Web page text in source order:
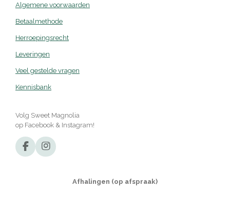
Algemene voorwaarden
Betaalmethode
Herroepingsrecht
Leveringen
Veel gestelde vragen
Kennisbank
Volg Sweet Magnolia
op Facebook & Instagram!
F
a
I
n
Afhalingen (op afspraak)